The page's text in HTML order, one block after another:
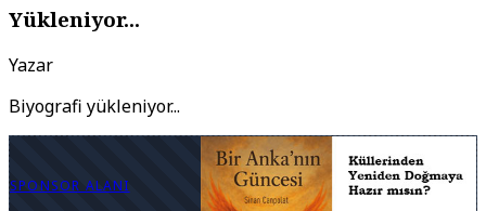
Yükleniyor...
Yazar
Biyografi yükleniyor...
SPONSOR ALANI